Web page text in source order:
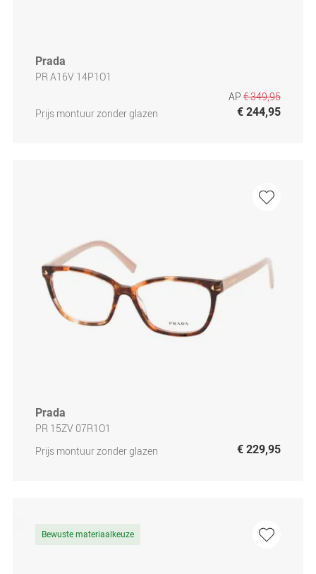
Prada
PR A16V 14P1O1
Prijs montuur zonder glazen
AP € 349,95
€ 244,95
Prada
PR 15ZV 07R1O1
Prijs montuur zonder glazen
€ 229,95
Bewuste materiaalkeuze